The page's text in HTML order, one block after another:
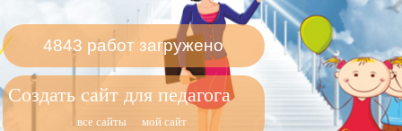
4843 работ загружено
Создать сайт для педагога
все сайты мой сайт